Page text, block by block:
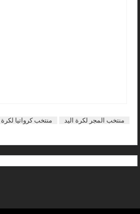
منتخب المجر لكرة اليد منتخب كرواتيا لكرة